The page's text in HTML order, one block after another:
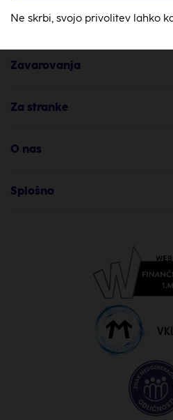
Zavarovanja
Za stranke
O nas
Splošno
Ne skrbi, svojo privolitev lahko